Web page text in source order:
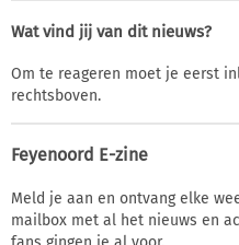
Wat vind jij van dit nieuws?
Om te reageren moet je eerst
rechtsboven.
Feyenoord E-zine
Meld je aan en ontvang elke
mailbox met al het nieuws en